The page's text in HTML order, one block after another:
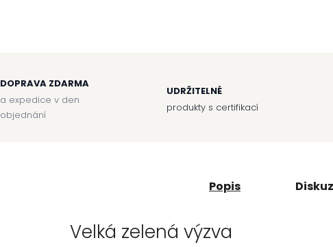
DOPRAVA ZDARMA
a expedice v den
objednání
UDRŽITELNÉ
produkty s certifikací
Popis
Velká zelená výzva